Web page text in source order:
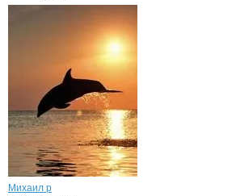
Михаил р